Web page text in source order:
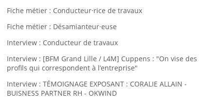
Fiche métier : Conducteur·rice de travaux
Fiche métier : Désamianteur·euse
Interview : Conducteur de travaux
Interview : [BFM Grand Lille / L4M] Cuppens : "On vise des
profils qui correspondent à l’entreprise"
Interview : TÉMOIGNAGE EXPOSANT : CORALIE ALLAIN -
BUISNESS PARTNER RH - OKWIND